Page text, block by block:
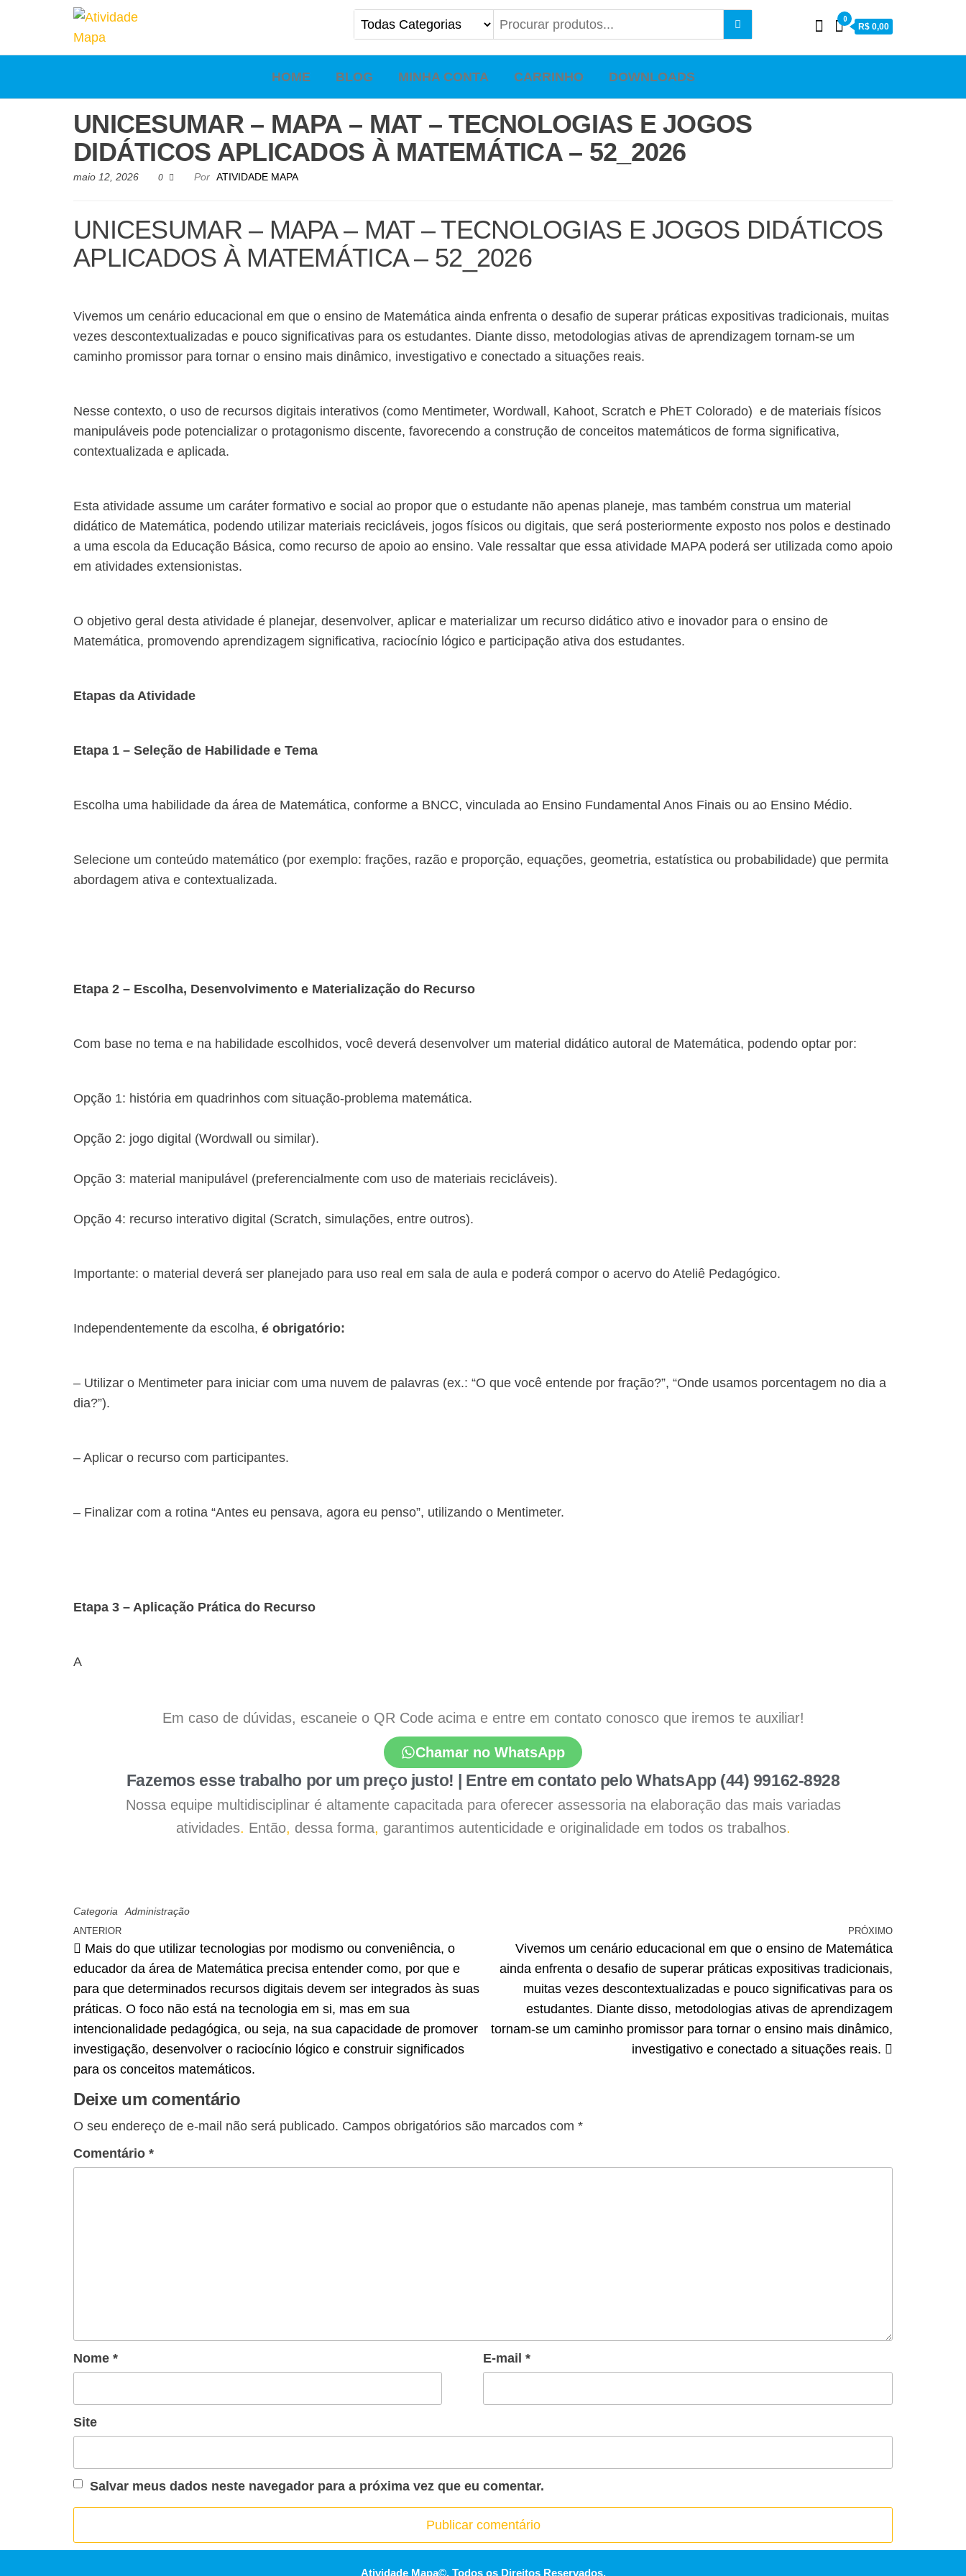
0
R$ 0,00
HOME BLOG MINHA CONTA CARRINHO DOWNLOADS
UNICESUMAR – MAPA – MAT – TECNOLOGIAS E JOGOS
DIDÁTICOS APLICADOS À MATEMÁTICA – 52_2026
maio 12, 2026 0 Por ATIVIDADE MAPA
UNICESUMAR – MAPA – MAT – TECNOLOGIAS E JOGOS DIDÁTICOS
APLICADOS À MATEMÁTICA – 52_2026
Vivemos um cenário educacional em que o ensino de Matemática ainda enfrenta o desafio de superar práticas expositivas tradicionais, muitas
vezes descontextualizadas e pouco significativas para os estudantes. Diante disso, metodologias ativas de aprendizagem tornam-se um
caminho promissor para tornar o ensino mais dinâmico, investigativo e conectado a situações reais.
Nesse contexto, o uso de recursos digitais interativos (como Mentimeter, Wordwall, Kahoot, Scratch e PhET Colorado) e de materiais físicos
manipuláveis pode potencializar o protagonismo discente, favorecendo a construção de conceitos matemáticos de forma significativa,
contextualizada e aplicada.
Esta atividade assume um caráter formativo e social ao propor que o estudante não apenas planeje, mas também construa um material
didático de Matemática, podendo utilizar materiais recicláveis, jogos físicos ou digitais, que será posteriormente exposto nos polos e destinado
a uma escola da Educação Básica, como recurso de apoio ao ensino. Vale ressaltar que essa atividade MAPA poderá ser utilizada como apoio
em atividades extensionistas.
O objetivo geral desta atividade é planejar, desenvolver, aplicar e materializar um recurso didático ativo e inovador para o ensino de
Matemática, promovendo aprendizagem significativa, raciocínio lógico e participação ativa dos estudantes.
Etapas da Atividade
Etapa 1 – Seleção de Habilidade e Tema
Escolha uma habilidade da área de Matemática, conforme a BNCC, vinculada ao Ensino Fundamental Anos Finais ou ao Ensino Médio.
Selecione um conteúdo matemático (por exemplo: frações, razão e proporção, equações, geometria, estatística ou probabilidade) que permita
abordagem ativa e contextualizada.
Etapa 2 – Escolha, Desenvolvimento e Materialização do Recurso
Com base no tema e na habilidade escolhidos, você deverá desenvolver um material didático autoral de Matemática, podendo optar por:
Opção 1: história em quadrinhos com situação-problema matemática.
Opção 2: jogo digital (Wordwall ou similar).
Opção 3: material manipulável (preferencialmente com uso de materiais recicláveis).
Opção 4: recurso interativo digital (Scratch, simulações, entre outros).
Importante: o material deverá ser planejado para uso real em sala de aula e poderá compor o acervo do Ateliê Pedagógico.
Independentemente da escolha, é obrigatório:
– Utilizar o Mentimeter para iniciar com uma nuvem de palavras (ex.: “O que você entende por fração?”, “Onde usamos porcentagem no dia a
dia?”).
– Aplicar o recurso com participantes.
– Finalizar com a rotina “Antes eu pensava, agora eu penso”, utilizando o Mentimeter.
Etapa 3 – Aplicação Prática do Recurso
A
Em caso de dúvidas, escaneie o QR Code acima e entre em contato conosco que iremos te auxiliar!
Chamar no WhatsApp
Fazemos esse trabalho por um preço justo! | Entre em contato pelo WhatsApp (44) 99162-8928
Nossa equipe multidisciplinar é altamente capacitada para oferecer assessoria na elaboração das mais variadas
atividades. Então, dessa forma, garantimos autenticidade e originalidade em todos os trabalhos.
Categoria Administração
ANTERIOR
Mais do que utilizar tecnologias por modismo ou conveniência, o
educador da área de Matemática precisa entender como, por que e
para que determinados recursos digitais devem ser integrados às suas
práticas. O foco não está na tecnologia em si, mas em sua
intencionalidade pedagógica, ou seja, na sua capacidade de promover
investigação, desenvolver o raciocínio lógico e construir significados
para os conceitos matemáticos.
PRÓXIMO
Vivemos um cenário educacional em que o ensino de Matemática
ainda enfrenta o desafio de superar práticas expositivas tradicionais,
muitas vezes descontextualizadas e pouco significativas para os
estudantes. Diante disso, metodologias ativas de aprendizagem
tornam-se um caminho promissor para tornar o ensino mais dinâmico,
investigativo e conectado a situações reais.
Deixe um comentário
O seu endereço de e-mail não será publicado. Campos obrigatórios são marcados com *
Comentário *
Nome * E-mail *
Site
Salvar meus dados neste navegador para a próxima vez que eu comentar.
Atividade Mapa©. Todos os Direitos Reservados.